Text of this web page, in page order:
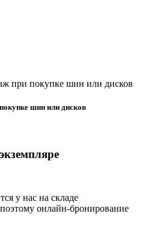
шин или дисков
у нас на складе
онлайн-бронирование